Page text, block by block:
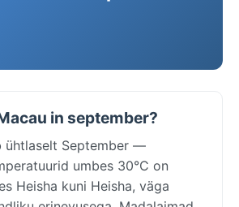
in september?
ühtlaselt September —
umbes 30°C on
Heisha kuni Heisha, väga